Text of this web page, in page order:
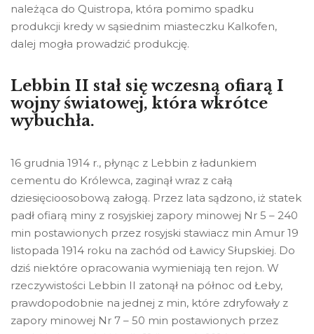
należąca do Quistropa, która pomimo spadku
produkcji kredy w sąsiednim miasteczku Kalkofen,
dalej mogła prowadzić produkcję.
Lebbin II stał się wczesną ofiarą I
wojny światowej, która wkrótce
wybuchła.
16 grudnia 1914 r., płynąc z Lebbin z ładunkiem
cementu do Królewca, zaginął wraz z całą
dziesięcioosobową załogą. Przez lata sądzono, iż statek
padł ofiarą miny z rosyjskiej zapory minowej Nr 5 – 240
min postawionych przez rosyjski stawiacz min Amur 19
listopada 1914 roku na zachód od Ławicy Słupskiej. Do
dziś niektóre opracowania wymieniają ten rejon. W
rzeczywistości Lebbin II zatonął na północ od Łeby,
prawdopodobnie na jednej z min, które zdryfowały z
zapory minowej Nr 7 – 50 min postawionych przez